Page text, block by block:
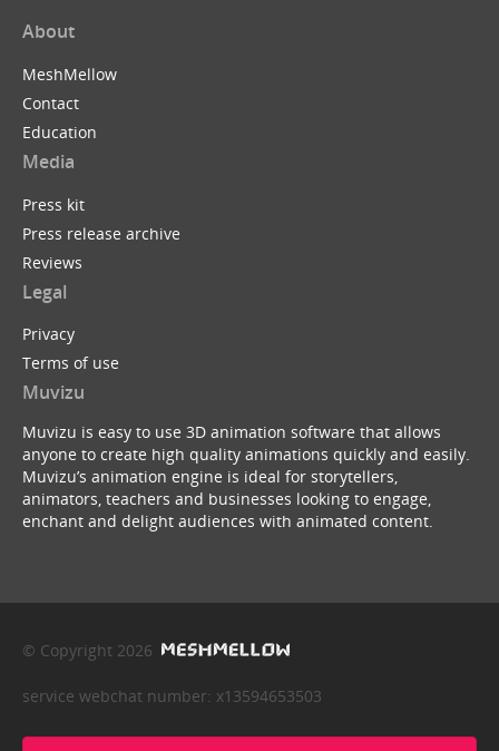
About
MeshMellow
Contact
Education
Media
Press kit
Press release archive
Reviews
Legal
Privacy
Terms of use
Muvizu
Muvizu is easy to use 3D animation software that allows
anyone to create high quality animations quickly and easily.
Muvizu’s animation engine is ideal for storytellers,
animators, teachers and businesses looking to engage,
enchant and delight audiences with animated content.
© Copyright 2026
service webchat number: x13594653503